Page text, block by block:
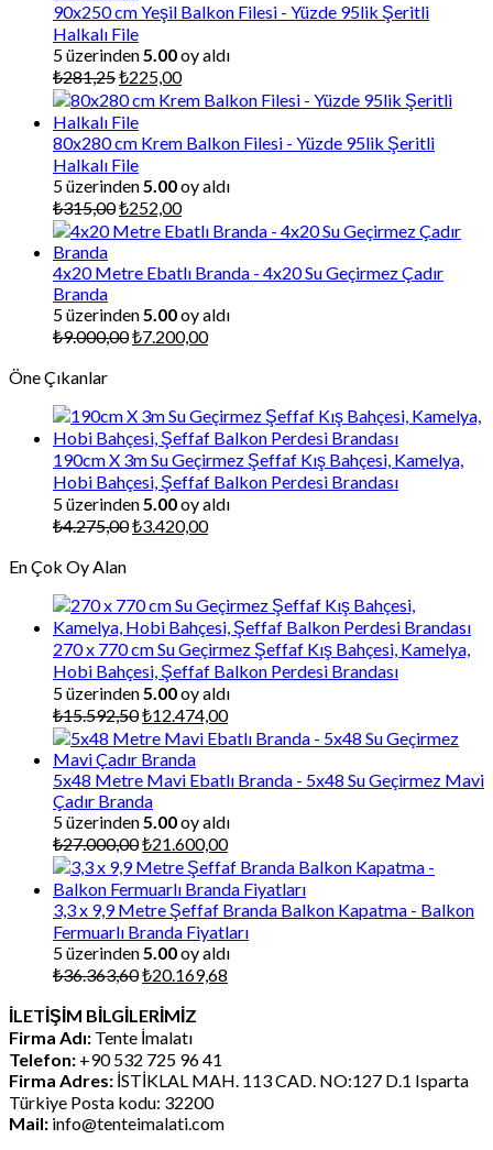
90x250 cm Yeşil Balkon Filesi - Yüzde 95lik Şeritli
Halkalı File
5 üzerinden5.00oy aldı
₺281,25Orijinal
fiyat:
₺281,25.
₺225,00Şu
andaki
₺225,00.
80x280 cm Krem Balkon Filesi - Yüzde 95lik Şeritli
Halkalı File
5 üzerinden5.00oy aldı
₺315,00Orijinal
fiyat:
₺252,00Şu
andaki
₺252,00.
4x20 Metre Ebatlı Branda - 4x20 Su Geçirmez Çadır
Branda
5 üzerinden5.00oy aldı
₺9.000,00Orijinal
₺7.200,00Şu
Öne Çıkanlar
190cm X 3m Su Geçirmez Şeffaf Kış Bahçesi, Kamelya,
Hobi Bahçesi, Şeffaf Balkon Perdesi Brandası
5 üzerinden5.00oy aldı
₺4.275,00Orijinal
₺3.420,00Şu
En Çok Oy Alan
270 x 770 cm Su Geçirmez Şeffaf Kış Bahçesi, Kamelya,
Hobi Bahçesi, Şeffaf Balkon Perdesi Brandası
5 üzerinden5.00oy aldı
₺15.592,50Orijinal
fiyat:
₺15.592,50.
₺12.474,00Şu
andaki
₺12.474,00.
5x48 Metre Mavi Ebatlı Branda - 5x48 Su Geçirmez Mavi
Çadır Branda
5 üzerinden5.00oy aldı
₺27.000,00Orijinal
fiyat:
₺27.000,00.
₺21.600,00Şu
andaki
fiyat:
₺21.600,00.
3,3 x 9,9 Metre Şeffaf Branda Balkon Kapatma - Balkon
Fermuarlı Branda Fiyatları
5 üzerinden5.00oy aldı
₺36.363,60Orijinal
₺36.363,60.
₺20.169,68
İLETİŞİM BİLGİLERİMİZ
Firma Adı: Tente İmalatı
Telefon: +90 532 725 96 41
Firma Adres: İSTİKLAL MAH. 113 CAD. NO:127 D.1 Isparta
Türkiye Posta kodu: 32200
Mail: info@tenteimalati.com